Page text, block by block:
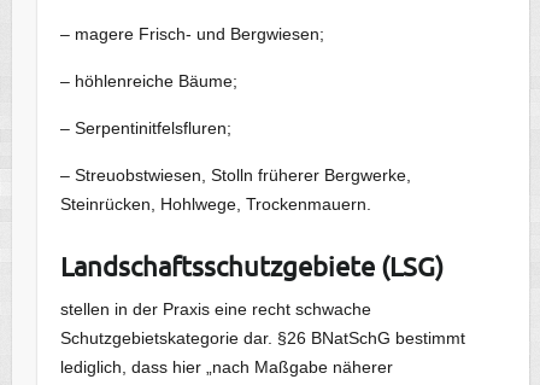
– magere Frisch- und Bergwiesen;
– höhlenreiche Bäume;
– Serpentinitfelsfluren;
– Streuobstwiesen, Stolln früherer Bergwerke,
Steinrücken, Hohlwege, Trockenmauern.
Landschaftsschutzgebiete (LSG)
stellen in der Praxis eine recht schwache
Schutzgebietskategorie dar. §26 BNatSchG bestimmt
lediglich, dass hier „nach Maßgabe näherer